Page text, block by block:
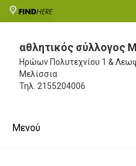
αθλητικός σύλλογος
Ηρώων Πολυτεχνίου 1 &
Μελίσσια
Τηλ. 2155204006
Μενού